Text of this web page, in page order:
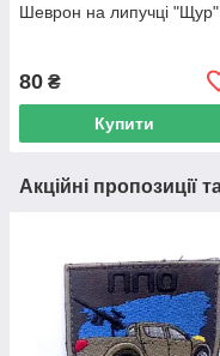
Шеврон на липучці "Щур"
80 ₴
Купити
Акційні пропозиції